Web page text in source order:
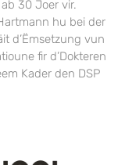
30 Joer vir.
hu bei der
d’Ëmsetzung vun
fir d’Dokteren
Kader den DSP